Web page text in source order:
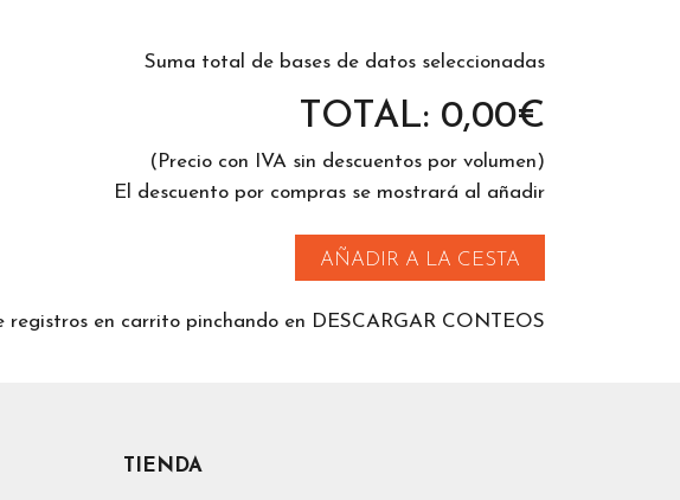
Suma total de bases de datos seleccionadas
TOTAL: 0,00€
(Precio con IVA sin descuentos por volumen)
El descuento por compras se mostrará al añadir
AÑADIR A LA CESTA
registros en carrito pinchando en DESCARGAR CONTEOS
TIENDA